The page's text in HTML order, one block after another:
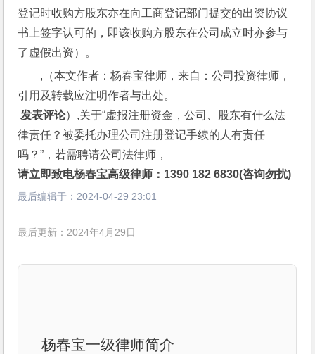
登记时收购方股东亦在向工商登记部门提交的出资协议
书上签字认可的，即该收购方股东在公司成立时亦参与
了虚假出资）。
,（本文作者：杨春宝律师，来自：公司投资律师，
引用及转载应注明作者与出处。
发表评论）,关于“虚报注册资金，公司、股东有什么法
律责任？被委托办理公司注册登记手续的人有责任
吗？”，若需聘请公司法律师，
请立即致电杨春宝高级律师：1390 182 6830(咨询勿扰)
最后编辑于： 2024-04-29 23:01
最后更新：2024年4月29日
杨春宝一级律师简介